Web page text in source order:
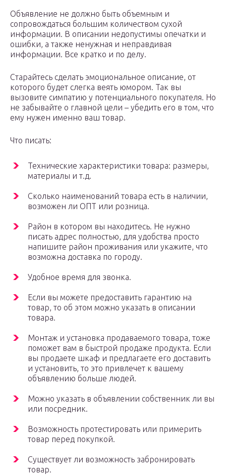
Объявление не должно быть объемным и
сопровождаться большим количеством сухой
информации. В описании недопустимы опечатки и
ошибки, а также ненужная и неправдивая
информации. Все кратко и по делу.
Старайтесь сделать эмоциональное описание, от
которого будет слегка веять юмором. Так вы
вызовите симпатию у потенциального покупателя. Но
не забывайте о главной цели – убедить его в том, что
ему нужен именно ваш товар.
Что писать:
Технические характеристики товара: размеры,
материалы и т.д.
Сколько наименований товара есть в наличии,
возможен ли ОПТ или розница.
Район в котором вы находитесь. Не нужно
писать адрес полностью, для удобства просто
напишите район проживания или укажите, что
возможна доставка по городу.
Удобное время для звонка.
Если вы можете предоставить гарантию на
товар, то об этом можно указать в описании
товара.
Монтаж и установка продаваемого товара, тоже
поможет вам в быстрой продаже продукта. Если
вы продаете шкаф и предлагаете его доставить
и установить, то это привлечет к вашему
объявлению больше людей.
Можно указать в объявлении собственник ли вы
или посредник.
Возможность протестировать или примерить
товар перед покупкой.
Существует ли возможность забронировать
товар.